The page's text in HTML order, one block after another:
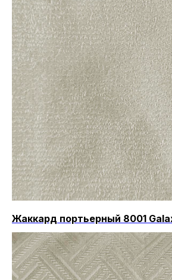
Жаккард портьерный 8001